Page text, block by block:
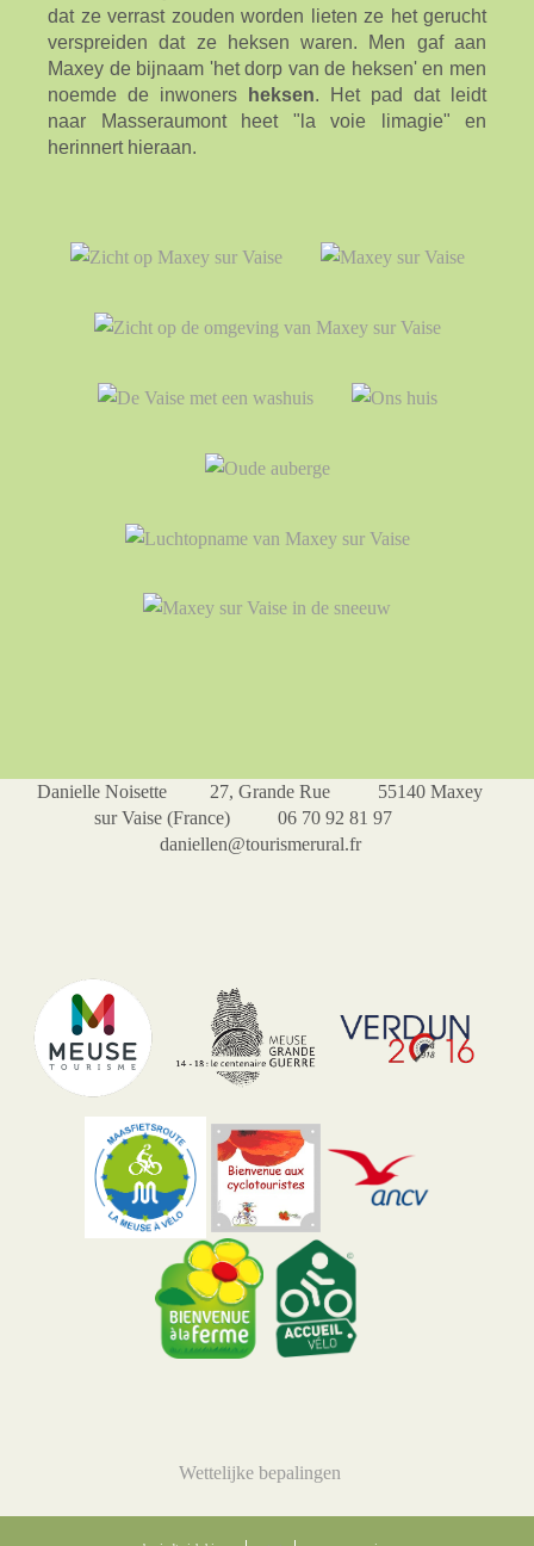
dat ze verrast zouden worden lieten ze het gerucht
verspreiden dat ze heksen waren. Men gaf aan
Maxey de bijnaam 'het dorp van de heksen' en men
noemde de inwoners
heksen. Het pad dat leidt
naar Masseraumont heet "la voie limagie" en
herinnert hieraan.
Danielle Noisette 27, Grande Rue 55140 Maxey
sur Vaise (France) 06 70 92 81 97
daniellen@tourismerural.fr
Wettelijke bepalingen